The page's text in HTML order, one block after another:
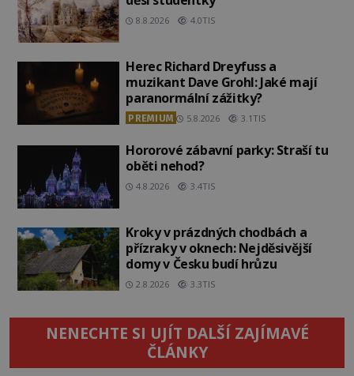
8.8.2026 4.0TIS
Herec Richard Dreyfuss a
muzikant Dave Grohl: Jaké mají
paranormální zážitky?
PREMIUM 5.8.2026 3.1TIS
Hororové zábavní parky: Straší tu
oběti nehod?
4.8.2026 3.4TIS
Kroky v prázdných chodbách a
přízraky v oknech: Nejděsivější
domy v Česku budí hrůzu
2.8.2026 3.3TIS
NENECHTE SI UJÍT DALŠÍ ZAJÍMAVÉ
ČLÁNKY